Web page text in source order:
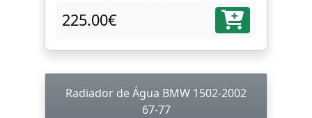
225.00€
Radiador de Água BMW 1502-2002
67-77